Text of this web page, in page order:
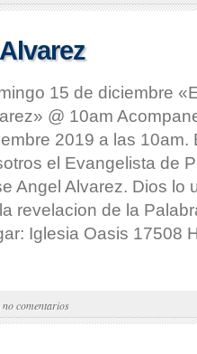
15 de diciembre
@ 10am
2019 a las 10am.
el Evangelista de
Angel Alvarez. Dios lo
revelacion de la
Iglesia Oasis 17508
no comentarios